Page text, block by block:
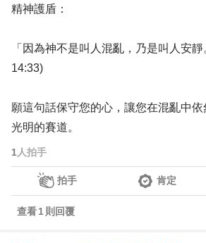
精神護盾：
「因為神不是叫人混亂，乃是叫人安
14:33)
願這句話保守您的心，讓您在混亂中
光明的賽道。
1 人拍手
拍手 肯定
查看1 則回覆